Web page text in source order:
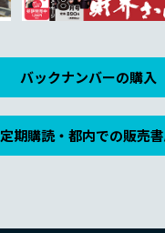
バックナンバーの購入
定期購読・都内での販売